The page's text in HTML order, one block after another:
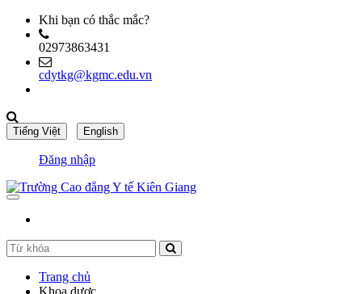
Khi bạn có thắc mắc?
02973863431
cdytkg@kgmc.edu.vn
Đăng nhập
Trang chủ
Khoa dược